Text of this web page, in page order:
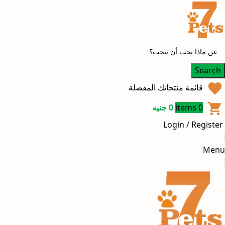
Search
قائمة منتجاتك المفضلة
0
items
0جنيه
Login / Register
Menu